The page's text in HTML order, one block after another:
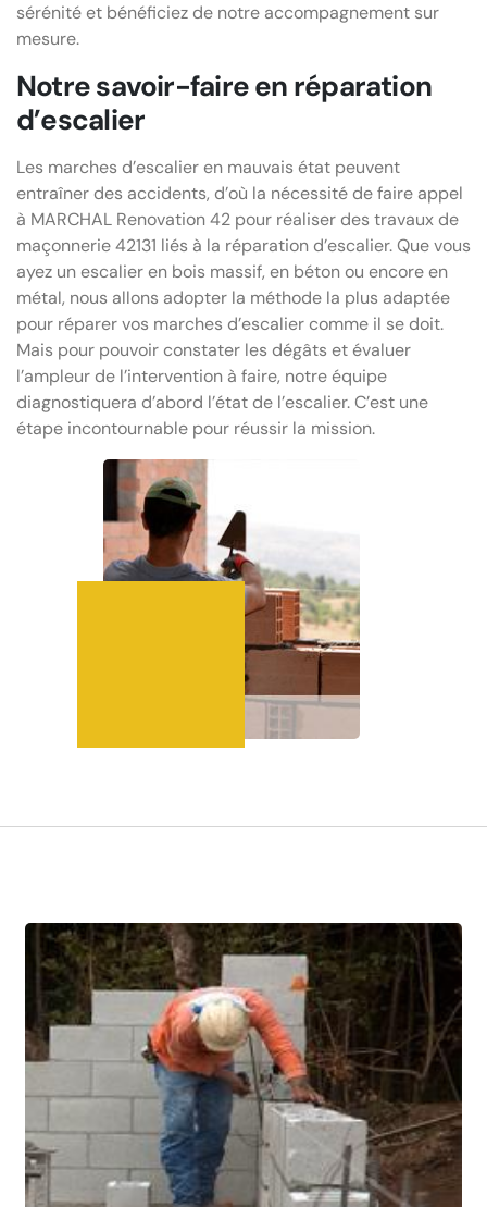
sérénité et bénéficiez de notre accompagnement sur
mesure.
Notre savoir-faire en réparation
d’escalier
Les marches d’escalier en mauvais état peuvent
entraîner des accidents, d’où la nécessité de faire appel
à MARCHAL Renovation 42 pour réaliser des travaux de
maçonnerie 42131 liés à la réparation d’escalier. Que vous
ayez un escalier en bois massif, en béton ou encore en
métal, nous allons adopter la méthode la plus adaptée
pour réparer vos marches d’escalier comme il se doit.
Mais pour pouvoir constater les dégâts et évaluer
l’ampleur de l’intervention à faire, notre équipe
diagnostiquera d’abord l’état de l’escalier. C’est une
étape incontournable pour réussir la mission.